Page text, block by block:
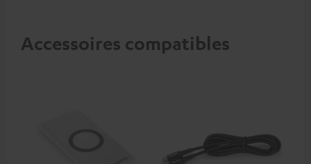
Accessoires compatibles